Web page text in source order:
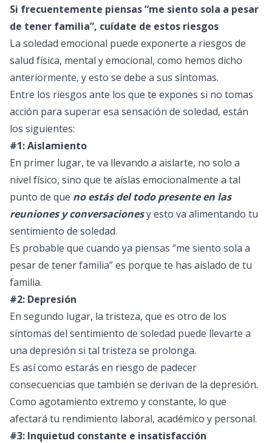
Si frecuentemente piensas “me siento sola a pesar
de tener familia”, cuídate de estos riesgos
La soledad emocional puede exponerte a riesgos de
salud física, mental y emocional, como hemos dicho
anteriormente, y esto se debe a sus síntomas.
Entre los riesgos ante los que te expones si no tomas
acción para superar esa sensación de soledad, están
los siguientes:
#1: Aislamiento
En primer lugar, te va llevando a aislarte, no solo a
nivel físico, sino que te aíslas emocionalmente a tal
punto de que no estás del todo presente en las
reuniones y conversacionesy esto va alimentando tu
sentimiento de soledad.
Es probable que cuando ya piensas “me siento sola a
pesar de tener familia” es porque te has aislado de tu
familia.
#2: Depresión
En segundo lugar, la tristeza, que es otro de los
síntomas del sentimiento de soledad puede llevarte a
una depresión si tal tristeza se prolonga.
Es así como estarás en riesgo de padecer
consecuencias que también se derivan de la depresión.
Como agotamiento extremo y constante, lo que
afectará tu rendimiento laboral, académico y personal.
#3: Inquietud constante e insatisfacción